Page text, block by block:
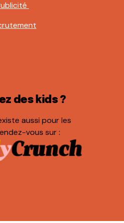
des kids ?
aussi pour les
vous sur :